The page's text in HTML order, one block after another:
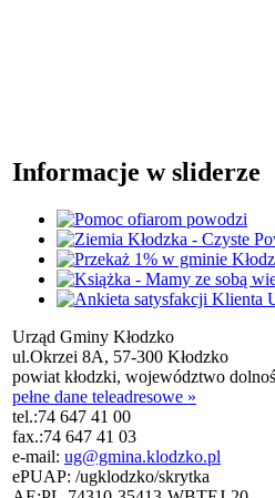
Informacje w sliderze
Urząd Gminy Kłodzko
ul.Okrzei 8A, 57-300 Kłodzko
powiat kłodzki, województwo
pełne dane teleadresowe »
tel.:74 647 41 00
fax.:74 647 41 03
e-mail: ug@gmina.klodzko.pl
ePUAP: /ugklodzko/skrytka